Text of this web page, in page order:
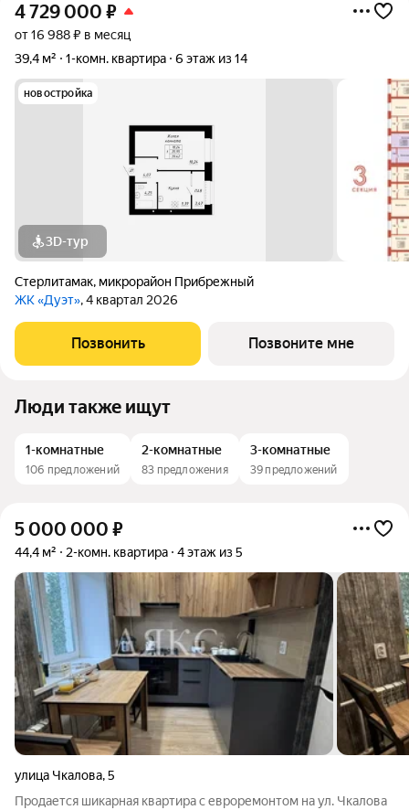
4 729 000 ₽
от 16 988 ₽ в месяц
39,4 м²
1-комн. квартира 6 этаж из 14
новостройка
3D-тур
Стерлитамак, микрорайон Прибрежный
ЖК «Дуэт», 4 квартал 2026
Позвонить Позвоните мне
Люди также ищут
1-комнатные
106 предложений
2-комнатные
83 предложения
3-комнатные
39 предложений
5 000 000 ₽
44,4 м² 2-комн. квартира 4 этаж из 5
улица Чкалова,5
Продается шикарная квартира с евроремонтом на ул. Чкалова